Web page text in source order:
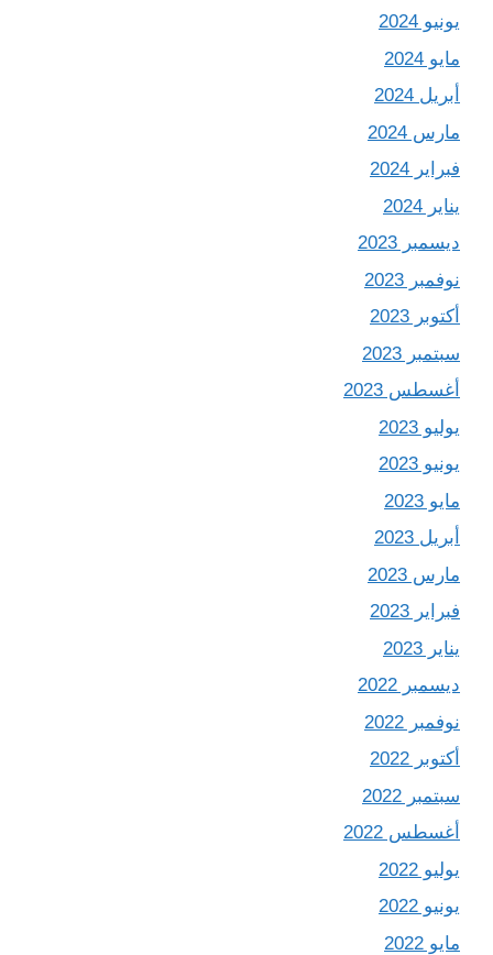
يونيو 2024
مايو 2024
أبريل 2024
مارس 2024
فبراير 2024
يناير 2024
ديسمبر 2023
نوفمبر 2023
أكتوبر 2023
سبتمبر 2023
أغسطس 2023
يوليو 2023
يونيو 2023
مايو 2023
أبريل 2023
مارس 2023
فبراير 2023
يناير 2023
ديسمبر 2022
نوفمبر 2022
أكتوبر 2022
سبتمبر 2022
أغسطس 2022
يوليو 2022
يونيو 2022
مايو 2022